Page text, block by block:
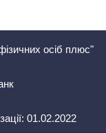
осіб плюс"
01.02.2022